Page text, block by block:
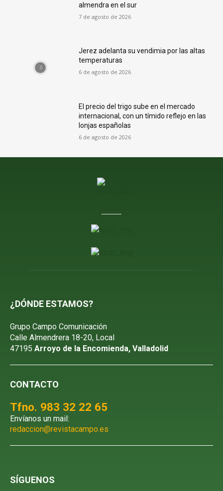
almendra en el sur
7 de agosto de 2026
Jerez adelanta su vendimia por las altas
temperaturas
6 de agosto de 2026
El precio del trigo sube en el mercado
internacional, con un tímido reflejo en las
lonjas españolas
6 de agosto de 2026
¿DÓNDE ESTAMOS?
Grupo Campo Comunicación
Calle Almendrera 18-20, Local
47195 Arroyo de la Encomienda, Valladolid
CONTACTO
Tfno. 983 32 22 65
Envíanos un mail:
redaccion@revistacampo.es
SÍGUENOS